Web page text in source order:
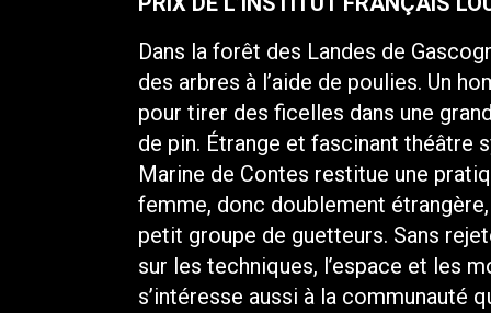
Dans la forêt des Landes de
des arbres à l’aide de poulies. Un
pour tirer des ficelles dans une
de pin. Étrange et fascinant théâtre
Marine de Contes restitue une
femme, donc doublement
petit groupe de guetteurs. Sans
sur les techniques, l’espace et les
s’intéresse aussi à la communauté